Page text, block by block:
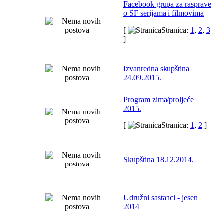
Facebook grupa za rasprave
o SF serijama i filmovima
[
Stranica: 1 , 2, 3
]
Izvanredna skupština
24.09.2015.
Program zima/proljeće
2015.
[
Stranica: 1 , 2 ]
Skupština 18.12.2014.
Udružni sastanci - jesen
2014